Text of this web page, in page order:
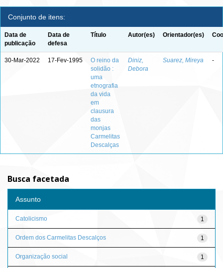
Conjunto de itens:
Data de
publicação
Data de
defesa
Título Autor(es) Orientador(es)
30-Mar-2022 17-Fev-1995
O reino da
solidão :
uma
etnografia
da vida
em
clausura
das
monjas
Carmelitas
Descalças
Diniz,
Debora
Suarez, Mireya -
Busca facetada
Assunto
1
Catolicismo
1
Ordem dos Carmelitas Descalços
1
Organização social